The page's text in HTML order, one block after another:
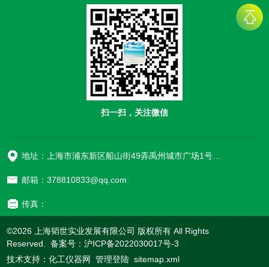
扫一扫，关注微信
地址：上海市浦东新区船山街49弄禹州城市广场1号楼906
邮箱：378810833@qq.com
传真：
©2026 上海韬世实业发展有限公司 版权所有 All Rights
Reserved. 备案号：沪ICP备2022030017号-3
技术支持：化工仪器网 管理登陆 sitemap.xml